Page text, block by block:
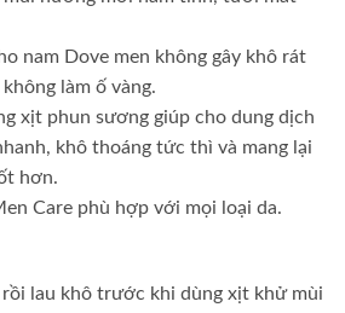
nam Dove men không gây khô rát
làm ố vàng.
xịt phun sương giúp cho dung dịch
khô thoáng tức thì và mang lại
hơn.
Care phù hợp với mọi loại da.
rồi lau khô trước khi dùng xịt khử mùi